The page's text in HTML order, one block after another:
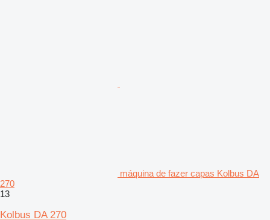
máquina de fazer capas Kolbus DA
270
13
Kolbus DA 270